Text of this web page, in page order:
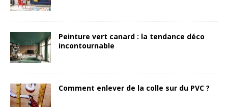
Peinture vert canard : la tendance déco
incontournable
Comment enlever de la colle sur du PVC ?